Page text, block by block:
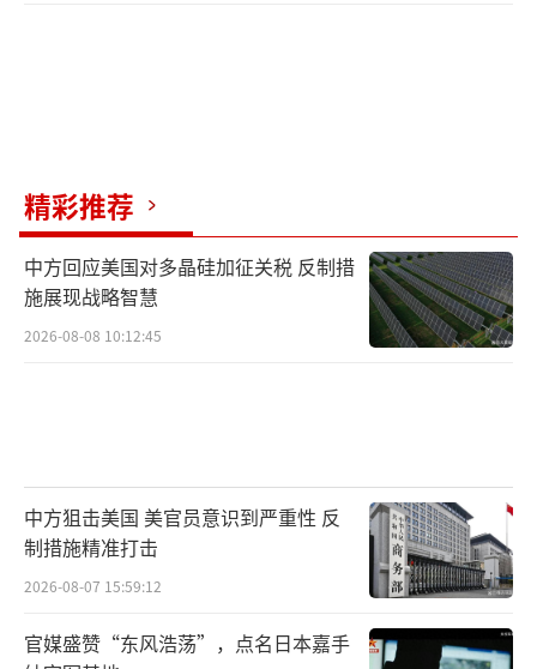
精彩推荐
中方回应美国对多晶硅加征关税 反制措
施展现战略智慧
2026-08-08 10:12:45
中方狙击美国 美官员意识到严重性 反
制措施精准打击
2026-08-07 15:59:12
官媒盛赞“东风浩荡”，点名日本嘉手